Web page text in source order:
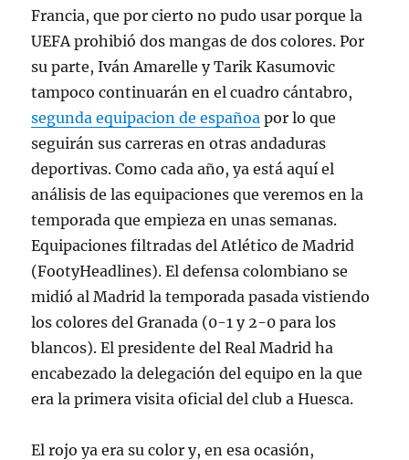
Francia, que por cierto no pudo usar porque la
UEFA prohibió dos mangas de dos colores. Por
su parte, Iván Amarelle y Tarik Kasumovic
tampoco continuarán en el cuadro cántabro,
segunda equipacion de españoa por lo que
seguirán sus carreras en otras andaduras
deportivas. Como cada año, ya está aquí el
análisis de las equipaciones que veremos en la
temporada que empieza en unas semanas.
Equipaciones filtradas del Atlético de Madrid
(FootyHeadlines). El defensa colombiano se
midió al Madrid la temporada pasada vistiendo
los colores del Granada (0-1 y 2-0 para los
blancos). El presidente del Real Madrid ha
encabezado la delegación del equipo en la que
era la primera visita oficial del club a Huesca.
El rojo ya era su color y, en esa ocasión,